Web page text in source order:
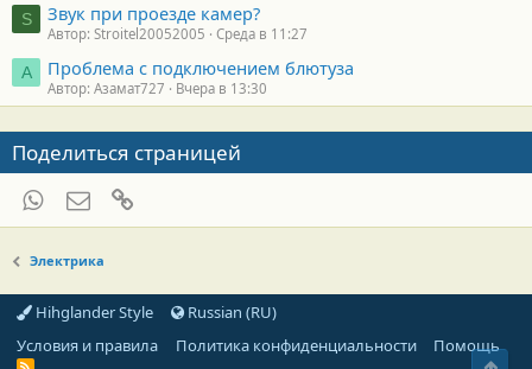
S Звук при проезде камер?
Автор: Stroitel20052005 Среда в 11:27
А Проблема с подключением блютуза
Автор: Азамат727 Вчера в 13:30
Поделиться страницей
WhatsAppЭлектронная почта
Электрика
Hihglander Style
Russian (RU)
Условия и правила
Политика конфиденциальности Помощь